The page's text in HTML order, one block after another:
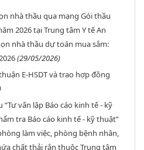
nhà thầu qua mạng Gói thầu
2026 tại Trung tâm Y tế An
nhà thầu dự toán mua sắm:
(29/05/2026)
E-HSDT và trao hợp đồng
vấn lập Báo cáo kinh tế - kỹ
tra Báo cáo kinh tế - kỹ thuật”
làm việc, phòng bệnh nhân,
chất thải rắn thuộc Trung tâm